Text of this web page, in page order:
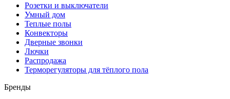
Розетки и выключатели
Умный дом
Теплые полы
Конвекторы
Дверные звонки
Лючки
Распродажа
Терморегуляторы для тёплого пола
Бренды